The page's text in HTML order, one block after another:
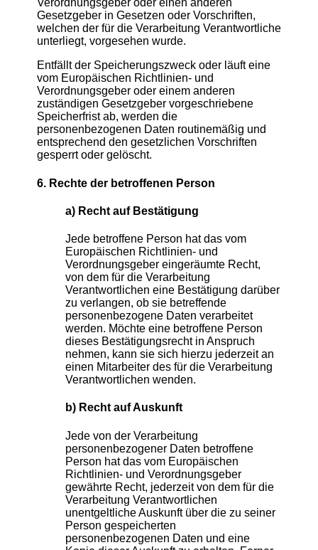
Verordnungsgeber oder einen anderen
Gesetzgeber in Gesetzen oder Vorschriften,
welchen der für die Verarbeitung Verantwortliche
unterliegt, vorgesehen wurde.
Entfällt der Speicherungszweck oder läuft eine
vom Europäischen Richtlinien- und
Verordnungsgeber oder einem anderen
zuständigen Gesetzgeber vorgeschriebene
Speicherfrist ab, werden die
personenbezogenen Daten routinemäßig und
entsprechend den gesetzlichen Vorschriften
gesperrt oder gelöscht.
6. Rechte der betroffenen Person
a) Recht auf Bestätigung
Jede betroffene Person hat das vom
Europäischen Richtlinien- und
Verordnungsgeber eingeräumte Recht,
von dem für die Verarbeitung
Verantwortlichen eine Bestätigung darüber
zu verlangen, ob sie betreffende
personenbezogene Daten verarbeitet
werden. Möchte eine betroffene Person
dieses Bestätigungsrecht in Anspruch
nehmen, kann sie sich hierzu jederzeit an
einen Mitarbeiter des für die Verarbeitung
Verantwortlichen wenden.
b) Recht auf Auskunft
Jede von der Verarbeitung
personenbezogener Daten betroffene
Person hat das vom Europäischen
Richtlinien- und Verordnungsgeber
gewährte Recht, jederzeit von dem für die
Verarbeitung Verantwortlichen
unentgeltliche Auskunft über die zu seiner
Person gespeicherten
personenbezogenen Daten und eine